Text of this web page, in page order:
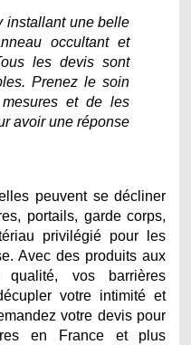
installant une belle
occultant et
les devis sont
Prenez le soin
et de les
avoir une réponse
peuvent se décliner
portails, garde corps,
privilégié pour les
Avec des produits aux
qualité, vos barrières
votre intimité et
votre devis pour
en France et plus